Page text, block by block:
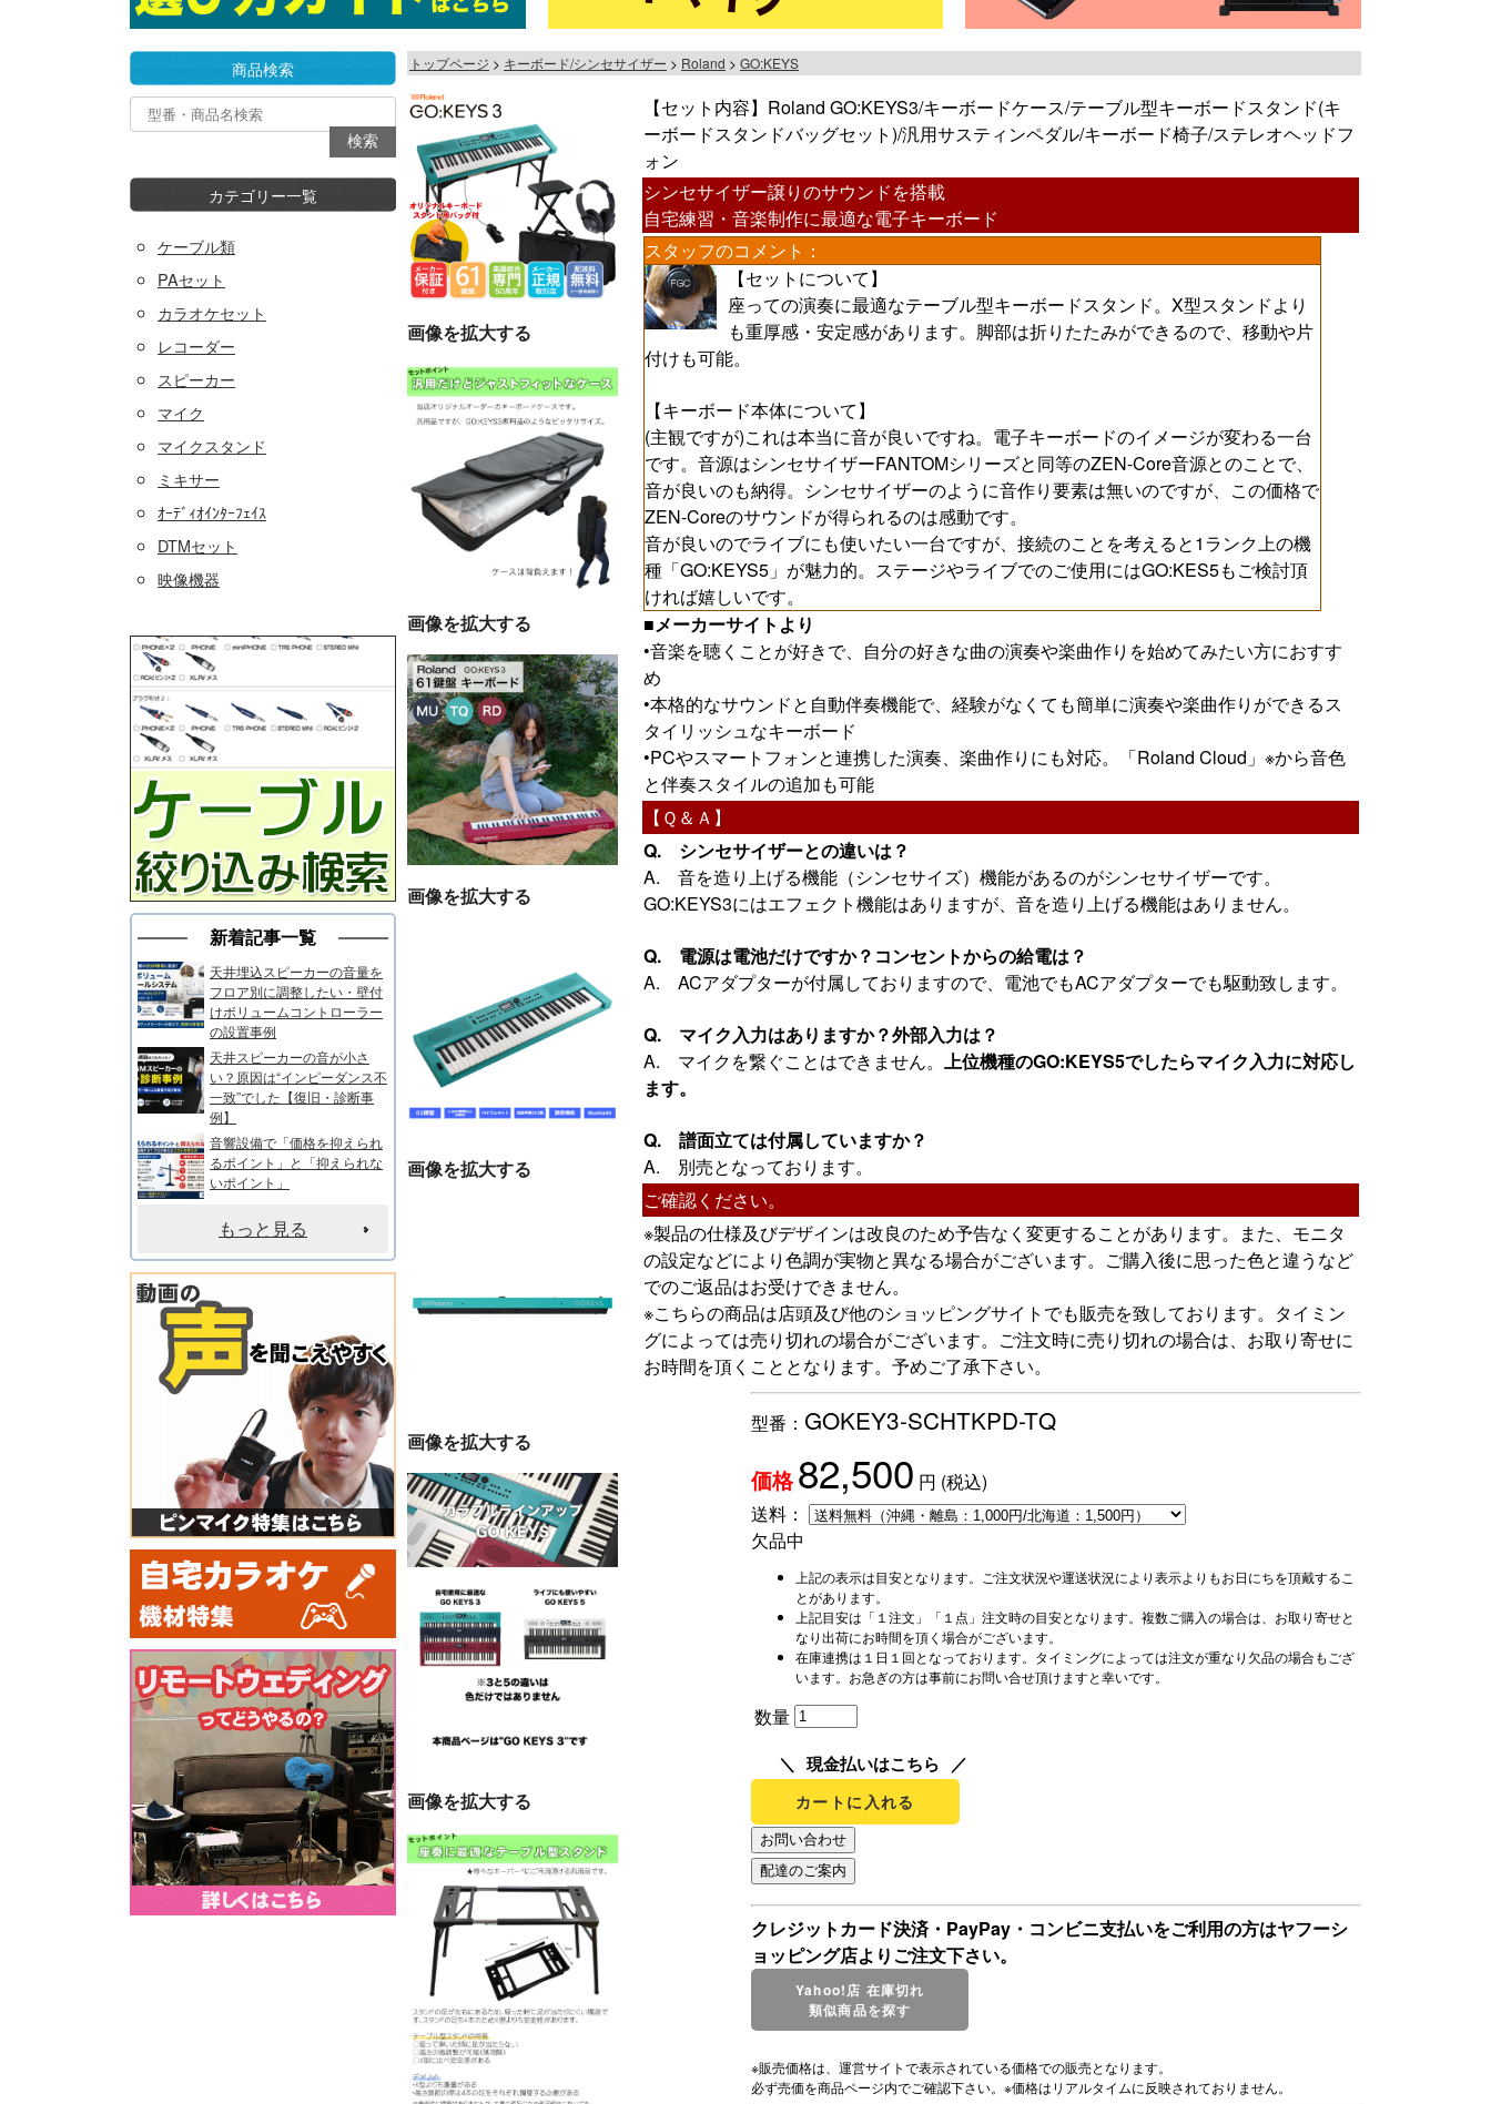
トップページ キーボード/シンセサイザー Roland GO:KEYS
画像を拡大する
画像を拡大する
画像を拡大する
画像を拡大する
画像を拡大する
画像を拡大する
【セット内容】Roland GO:KEYS3/キーボードケース/テーブル型キーボードスタンド(キ
ーボードスタンドバッグセット)/汎用サスティンペダル/キーボード椅子/ステレオヘッドフ
ォン
シンセサイザー譲りのサウンドを搭載
自宅練習・音楽制作に最適な電子キーボード
スタッフのコメント：
【セットについて】
座っての演奏に最適なテーブル型キーボードスタンド。X型スタンドより
も重厚感・安定感があります。脚部は折りたたみができるので、移動や片
付けも可能。
【キーボード本体について】
(主観ですが)これは本当に音が良いですね。電子キーボードのイメージが変わる一台
です。音源はシンセサイザーFANTOMシリーズと同等のZEN-Core音源とのことで、
音が良いのも納得。シンセサイザーのように音作り要素は無いのですが、この価格で
ZEN-Coreのサウンドが得られるのは感動です。
音が良いのでライブにも使いたい一台ですが、接続のことを考えると1ランク上の機
種「GO:KEYS5」が魅力的。ステージやライブでのご使用にはGO:KES5もご検討頂
ければ嬉しいです。
■メーカーサイトより
•音楽を聴くことが好きで、自分の好きな曲の演奏や楽曲作りを始めてみたい方におすす
め
•本格的なサウンドと自動伴奏機能で、経験がなくても簡単に演奏や楽曲作りができるス
タイリッシュなキーボード
•PCやスマートフォンと連携した演奏、楽曲作りにも対応。「Roland Cloud」※から音色
と伴奏スタイルの追加も可能
【Ｑ＆Ａ】
Q. シンセサイザーとの違いは？
A. 音を造り上げる機能（シンセサイズ）機能があるのがシンセサイザーです。
GO:KEYS3にはエフェクト機能はありますが、音を造り上げる機能はありません。
Q. 電源は電池だけですか？コンセントからの給電は？
A. ACアダプターが付属しておりますので、電池でもACアダプターでも駆動致します。
Q. マイク入力はありますか？外部入力は？
A. マイクを繋ぐことはできません。 上位機種のGO:KEYS5でしたらマイク入力に対応し
ます。
Q. 譜面立ては付属していますか？
A. 別売となっております。
ご確認ください。
※製品の仕様及びデザインは改良のため予告なく変更することがあります。また、モニタ
の設定などにより色調が実物と異なる場合がございます。ご購入後に思った色と違うなど
でのご返品はお受けできません。
※こちらの商品は店頭及び他のショッピングサイトでも販売を致しております。タイミン
グによっては売り切れの場合がございます。ご注文時に売り切れの場合は、お取り寄せに
お時間を頂くこととなります。予めご了承下さい。
型番： GOKEY3-SCHTKPD-TQ
価格 82,500 円 (税込)
送料：
欠品中
上記の表示は目安となります。ご注文状況や運送状況により表示よりもお日にちを頂戴するこ
とがあります。
上記目安は「１注文」「１点」注文時の目安となります。複数ご購入の場合は、お取り寄せと
なり出荷にお時間を頂く場合がございます。
在庫連携は１日１回となっております。タイミングによっては注文が重なり欠品の場合もござ
います。お急ぎの方は事前にお問い合せ頂けますと幸いです。
数量
現金払いはこちら
カートに入れる
クレジットカード決済・PayPay・コンビニ支払いをご利用の方はヤフーシ
ョッピング店よりご注文下さい。
Yahoo!店 在庫切れ
類似商品を探す
※販売価格は、運営サイトで表示されている価格での販売となります。
必ず売価を商品ページ内でご確認下さい。※価格はリアルタイムに反映されておりません。
商品検索
カテゴリー一覧
ケーブル類
PAセット
カラオケセット
レコーダー
スピーカー
マイク
マイクスタンド
ミキサー
ｵｰﾃﾞｨｵｲﾝﾀｰﾌｪｲｽ
DTMセット
映像機器
新着記事一覧
天井埋込スピーカーの音量を
フロア別に調整したい・壁付
けボリュームコントローラー
の設置事例
天井スピーカーの音が小さ
い？原因は“インピーダンス不
一致”でした【復旧・診断事
例】
音響設備で「価格を抑えられ
るポイント」と「抑えられな
いポイント」
もっと見る